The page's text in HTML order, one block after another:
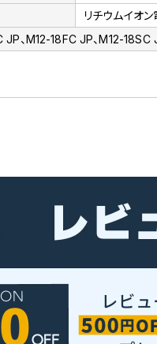
リチウムイオ
JP、M12-18FC JP、M12-